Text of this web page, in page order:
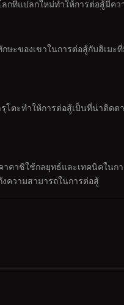
กที่แปลกใหม่ทำให้การต่อสู้มีค
ษะของเขาในการต่อสู้กับฮิเม
ตะทำให้การต่อสู้เป็นที่น่าติด
คาชิใช้กลยุทธ์และเทคนิคใน
ความสามารถในการต่อสู้